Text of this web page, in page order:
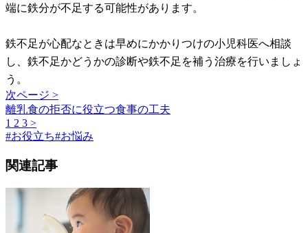
端に鉄分が不足する可能性があります。
鉄不足が心配なときは早めにかかりつけの小児科医へ相談
し、鉄不足かどうかの診断や鉄不足を補う治療を行いましょ
う。
次ページ >
離乳食の拒否に役立つ食事の工夫
1 2 3 >
#お役立ち#お悩み
関連記事